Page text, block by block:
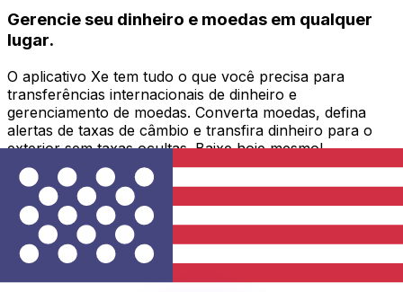
Gerencie seu dinheiro e moedas em qualquer
lugar.
O aplicativo Xe tem tudo o que você precisa para
transferências internacionais de dinheiro e
gerenciamento de moedas. Converta moedas, defina
alertas de taxas de câmbio e transfira dinheiro para o
exterior sem taxas ocultas. Baixe hoje mesmo!